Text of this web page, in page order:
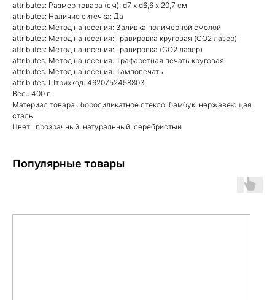
attributes: Размер товара (см): d7 х d6,6 х 20,7 см
attributes: Наличие ситечка: Да
attributes: Метод нанесения: Заливка полимерной смолой
attributes: Метод нанесения: Гравировка круговая (CO2 лазер)
attributes: Метод нанесения: Гравировка (CO2 лазер)
attributes: Метод нанесения: Трафаретная печать круговая
attributes: Метод нанесения: Тампопечать
attributes: Штрихкод: 4620752458803
Вес:: 400 г.
Материал товара:: боросиликатное стекло, бамбук, нержавеющая
сталь
Цвет:: прозрачный, натуральный, серебристый
Популярные товары